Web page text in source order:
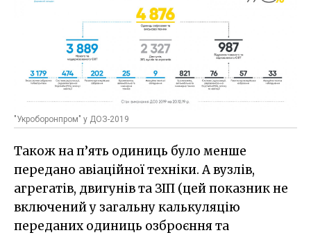
"Укроборонпром" у ДОЗ-2019
Також на п’ять одиниць було менше
передано авіаційної техніки. А вузлів,
агрегатів, двигунів та ЗІП (цей показник не
включений у загальну калькуляцію
переданих одиниць озброєння та